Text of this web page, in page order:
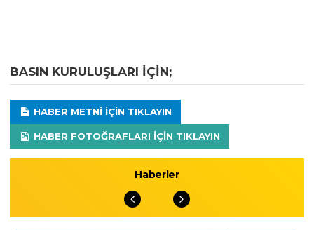
BASIN KURULUŞLARI IÇIN;
HABER METNI IÇIN TIKLAYIN
HABER FOTOĞRAFLARI IÇIN TIKLAYIN
Haberler